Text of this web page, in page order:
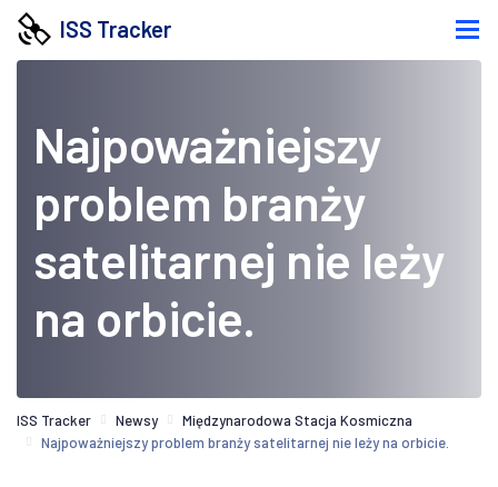
ISS Tracker
Najpoważniejszy
problem branży
satelitarnej nie leży
na orbicie.
ISS Tracker Newsy
Międzynarodowa Stacja Kosmiczna
Najpoważniejszy problem branży satelitarnej nie leży na orbicie.